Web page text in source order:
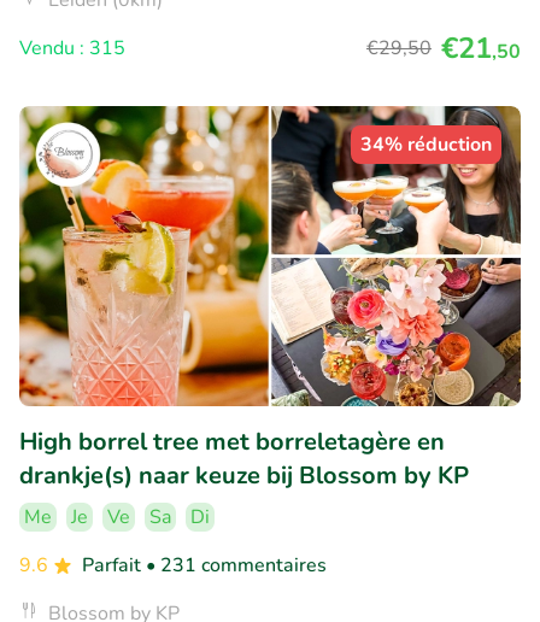
Vendu : 315
€29,50 €21,50
34% réduction
High borrel tree met borreletagère en
drankje(s) naar keuze bij Blossom by KP
Me Je Ve Sa
Di
9.6
Parfait • 231 commentaires
Blossom by KP